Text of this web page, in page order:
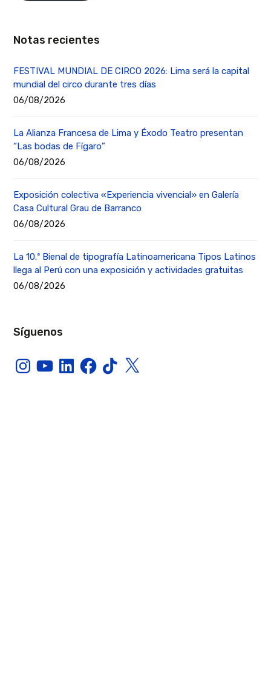
Notas recientes
FESTIVAL MUNDIAL DE CIRCO 2026: Lima será la capital
mundial del circo durante tres días
06/08/2026
La Alianza Francesa de Lima y Éxodo Teatro presentan
“Las bodas de Fígaro”
06/08/2026
Exposición colectiva «Experiencia vivencial» en Galería
Casa Cultural Grau de Barranco
06/08/2026
La 10.ª Bienal de tipografía Latinoamericana Tipos Latinos
llega al Perú con una exposición y actividades gratuitas
06/08/2026
Síguenos
InstagramYouTubeLinkedInFacebook
TikTokX